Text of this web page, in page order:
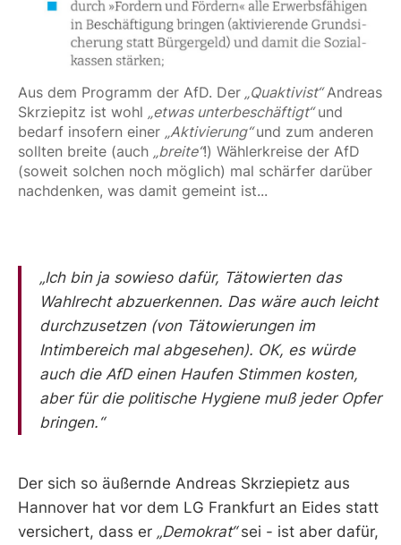
Aus dem Programm der AfD. Der „Quaktivist“ Andreas
Skrziepitz ist wohl „etwas unterbeschäftigt“ und
bedarf insofern einer „Aktivierung“ und zum anderen
sollten breite (auch „breite“!) Wählerkreise der AfD
(soweit solchen noch möglich) mal schärfer darüber
nachdenken, was damit gemeint ist...
„Ich bin ja sowieso dafür, Tätowierten das
Wahlrecht abzuerkennen. Das wäre auch leicht
durchzusetzen (von Tätowierungen im
Intimbereich mal abgesehen). OK, es würde
auch die AfD einen Haufen Stimmen kosten,
aber für die politische Hygiene muß jeder Opfer
bringen.“
Der sich so äußernde Andreas Skrziepietz aus
Hannover hat vor dem LG Frankfurt an Eides statt
versichert, dass er „Demokrat“sei - ist aber dafür,